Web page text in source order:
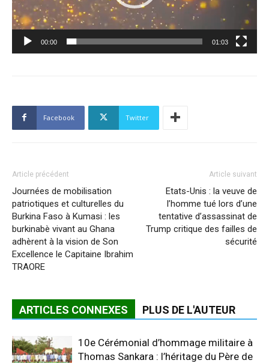
00:00 01:03
Facebook Twitter
Article précédent
Journées de mobilisation
patriotiques et culturelles du
Burkina Faso à Kumasi : les
burkinabè vivant au Ghana
adhèrent à la vision de Son
Excellence le Capitaine Ibrahim
TRAORE
Article suivant
Etats-Unis : la veuve de
l’homme tué lors d’une
tentative d’assassinat de
Trump critique des failles de
sécurité
ARTICLES CONNEXES PLUS DE L'AUTEUR
10e Cérémonial d’hommage militaire à
Thomas Sankara : l’héritage du Père de